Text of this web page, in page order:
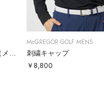
McGREGOR GOLF MENS
刺繍キャップ
￥8,800